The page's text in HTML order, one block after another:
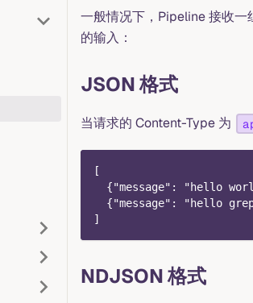
一般情况下，Pipeline 接收
的输入：
JSON 格式
当请求的 Content-Type 为
[
{"message": "hello
{"message": "hello
]
NDJSON 格式